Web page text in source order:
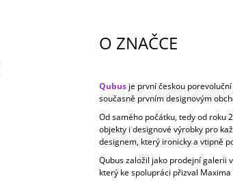
O ZNAČCE
Qubusje první českou
současně prvním designovým
Od samého počátku, tedy od roku
objekty i designové výrobky pro
designem, který ironicky a vtipně
Qubus založil jako prodejní galerii
který ke spolupráci přizval